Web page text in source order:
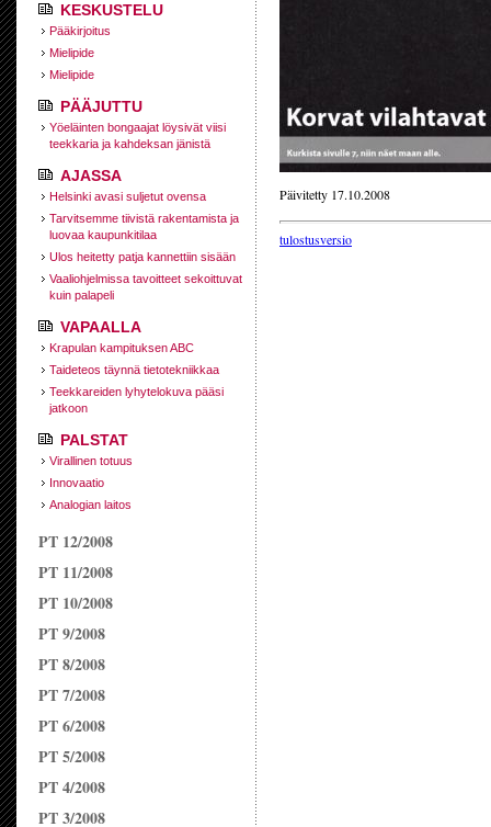
KESKUSTELU
Pääkirjoitus
Mielipide
Mielipide
PÄÄJUTTU
Yöeläinten bongaajat löysivät viisi
teekkaria ja kahdeksan jänistä
AJASSA
Helsinki avasi suljetut ovensa
Tarvitsemme tiivistä rakentamista ja
luovaa kaupunkitilaa
Ulos heitetty patja kannettiin sisään
Vaaliohjelmissa tavoitteet sekoittuvat
kuin palapeli
VAPAALLA
Krapulan kampituksen ABC
Taideteos täynnä tietotekniikkaa
Teekkareiden lyhytelokuva pääsi
jatkoon
PALSTAT
Virallinen totuus
Innovaatio
Analogian laitos
PT 12/2008
PT 11/2008
PT 10/2008
PT 9/2008
PT 8/2008
PT 7/2008
PT 6/2008
PT 5/2008
PT 4/2008
PT 3/2008
Päivitetty 17.10.2008
tulostusversio